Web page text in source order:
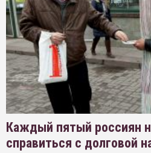
Каждый пятый россиян
справиться с долговой